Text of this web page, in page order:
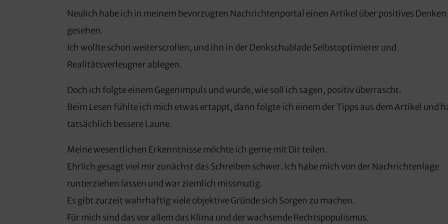
Neulich habe ich in meinem bevorzugten Nachrichtenportal einen Artikel über positives Denken
gesehen.
Ich wollte schon weiterscrollen, und ihn in der Denkschublade Selbstoptimierer und
Realitätsverleugner ablegen.
Doch ich folgte einem Gegenimpuls und wurde, wie soll ich sagen, positiv überrascht.
Beim Lesen fühlte ich mich etwas ertappt, dann folgte ich einem der Tipps aus dem Artikel und
tatsächlich bessere Laune.
Meine wesentlichen Erkenntnisse möchte ich gerne mit Dir teilen.
Ehrlich gesagt viel mir zunächst das Schreiben schwer. Ich habe mich von der Nachrichtenlage
runterziehen lassen und war ziemlich missmutig.
Es gibt zurzeit wahrhaftig viele objektive Gründe sich Sorgen zu machen.
Für mich sind das vor allem das Klima und der wachsende Rechtspopulismus.